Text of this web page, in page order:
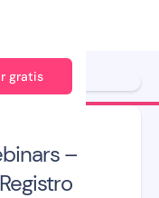
gratis
–